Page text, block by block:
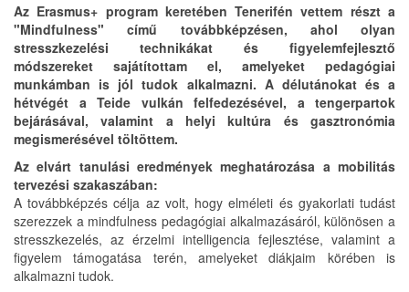
Az Erasmus+ program keretében Tenerifén vettem részt a
"Mindfulness" című továbbképzésen, ahol olyan
stresszkezelési technikákat és figyelemfejlesztő
módszereket sajátítottam el, amelyeket pedagógiai
munkámban is jól tudok alkalmazni. A délutánokat és a
hétvégét a Teide vulkán felfedezésével, a tengerpartok
bejárásával, valamint a helyi kultúra és gasztronómia
megismerésével töltöttem.
Az elvárt tanulási eredmények meghatározása a mobilitás
tervezési szakaszában:
A továbbképzés célja az volt, hogy elméleti és gyakorlati tudást
szerezzek a mindfulness pedagógiai alkalmazásáról, különösen a
stresszkezelés, az érzelmi intelligencia fejlesztése, valamint a
figyelem támogatása terén, amelyeket diákjaim körében is
alkalmazni tudok.